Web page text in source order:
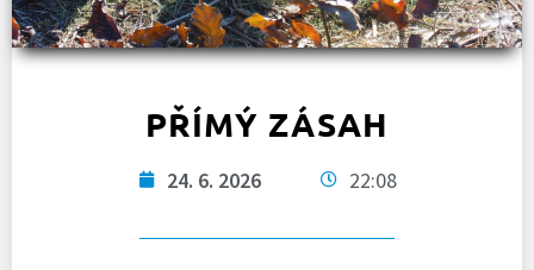
PŘÍMÝ ZÁSAH
24. 6. 2026 22:08